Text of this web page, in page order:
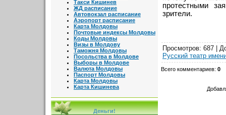
Такси Кишинев
ЖД расписание
Автовокзал расписание
Аэропорт расписание
Карта Молдовы
Почтовые индексы Молдовы
Коды Молдовы
Визы в Молдову
Таможня Молдовы
Посольства в Молдове
Выборы в Молдове
Валюта Молдовы
Паспорт Молдовы
Карта Молдовы
Карта Кишинева
Деньги!
протестными
зрители.
Просмотров: 687 |
Русский театр
Всего комментариев: 0